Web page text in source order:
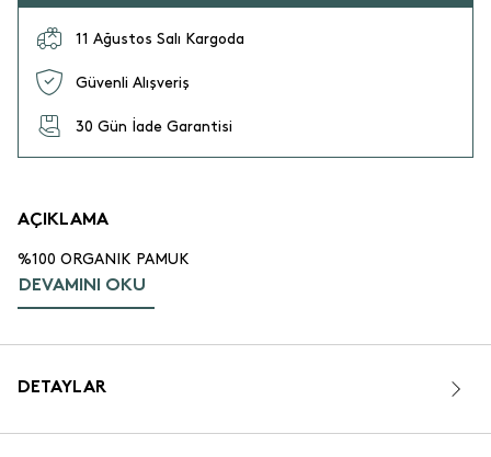
11 Ağustos Salı Kargoda
Güvenli Alışveriş
30 Gün İade Garantisi
AÇIKLAMA
%100 ORGANIK PAMUK
DEVAMINI OKU
DETAYLAR